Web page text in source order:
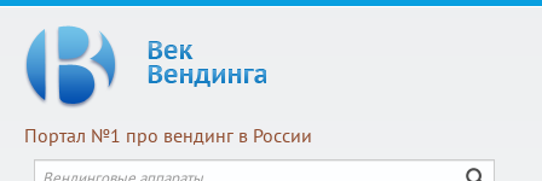
Портал №1 про вендинг в России